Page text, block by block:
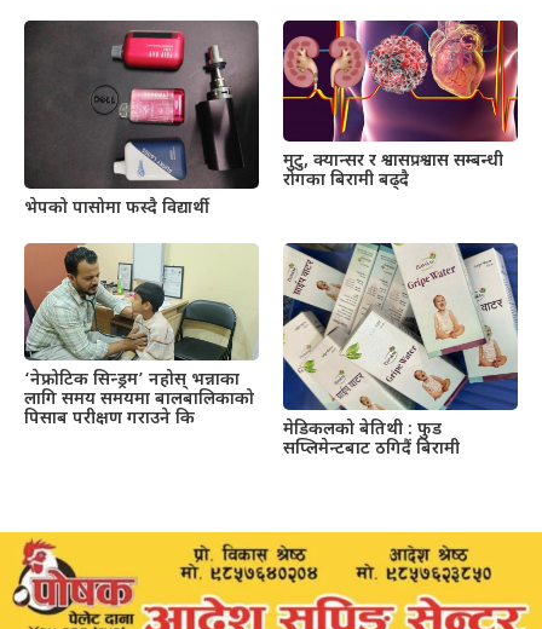
भेपको पासोमा फस्दै विद्यार्थी
मुटु, क्यान्सर र श्वासप्रश्वास सम्बन्धी
रोगका बिरामी बढ्दै
‘नेफ्रोटिक सिन्ड्रम’ नहोस् भन्नाका
लागि समय समयमा बालबालिकाको
पिसाब परीक्षण गराउने कि
मेडिकलको बेतिथी : फुड
सप्लिमेन्टबाट ठगिदैं बिरामी